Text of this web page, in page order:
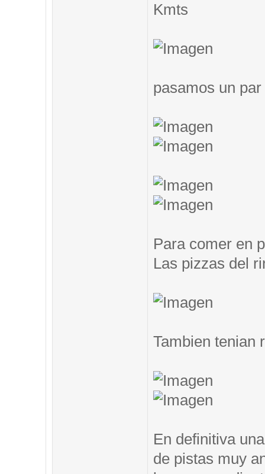
Kmts
pasamos un
Para comer en
Las pizzas del
Tambien tenian
En definitiva
de pistas muy